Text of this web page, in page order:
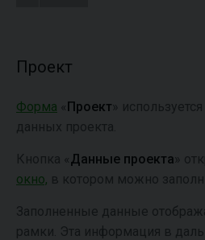
Проект
Форма « Проект »
данных проекта.
Кнопка « Данные проекта »
окно, в котором можно
Заполненные данные
рамки. Эта информация в